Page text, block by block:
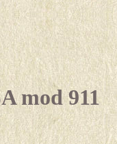
mod 911